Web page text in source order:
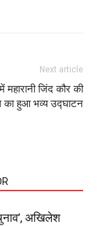
Next article
महारानी जिंद कौर की
का हुआ भव्य उद्घाटन
अखिलेश